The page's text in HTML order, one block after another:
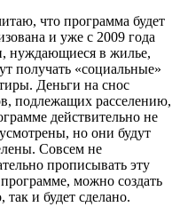
что программа будет
и уже с 2009 года
нуждающиеся в жилье,
получать «социальные»
Деньги на снос
подлежащих расселению,
действительно не
но они будут
Совсем не
прописывать эту
можно создать
так и будет сделано.